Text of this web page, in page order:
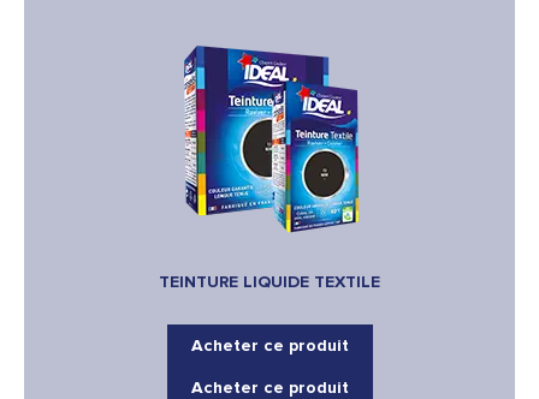
TEINTURE LIQUIDE TEXTILE
Acheter ce produit
Acheter ce produit